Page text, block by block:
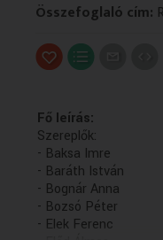
Összefoglaló cím:
Fő leírás:
Szereplők:
- Baksa Imre
- Baráth István
- Bognár Anna
- Bozsó Péter
- Elek Ferenc